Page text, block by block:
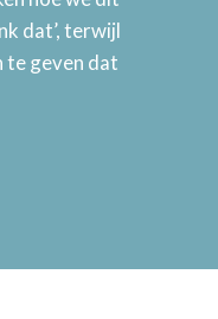
dat’, terwijl
te geven dat